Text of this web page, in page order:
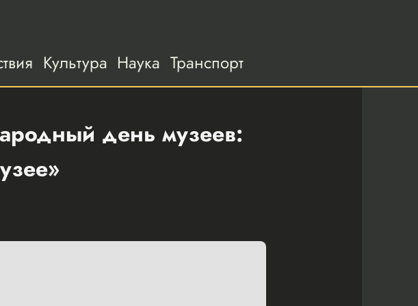
Культура Наука Транспорт
день музеев: